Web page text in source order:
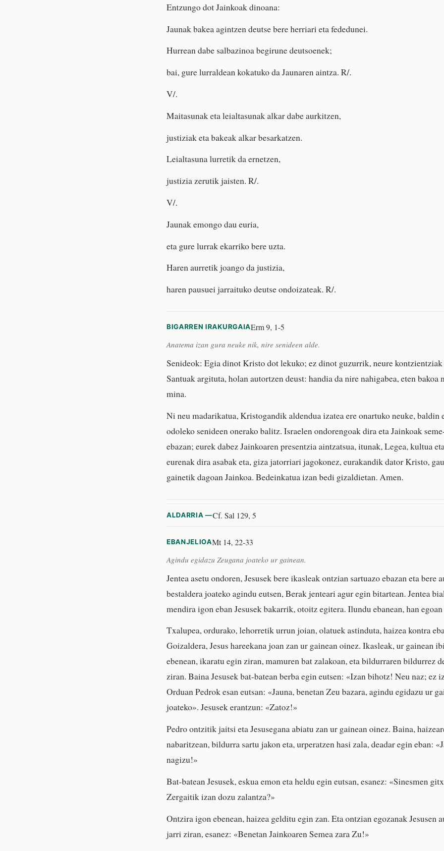
Entzungo dot Jainkoak dinoana:
Jaunak bakea agintzen deutse bere herriari eta fededunei.
Hurrean dabe salbazinoa begirune deutsoenek;
bai, gure lurraldean kokatuko da Jaunaren aintza. R/.
V/.
Maitasunak eta leialtasunak alkar dabe aurkitzen,
justiziak eta bakeak alkar besarkatzen.
Leialtasuna lurretik da ernetzen,
justizia zerutik jaisten. R/.
V/.
Jaunak emongo dau euria,
eta gure lurrak ekarriko bere uzta.
Haren aurretik joango da justizia,
haren pausuei jarraituko deutse ondoizateak. R/.
BIGARREN IRAKURGAIAErm 9, 1-5
Anatema izan gura neuke nik, nire senideen alde.
Senideok: Egia dinot Kristo dot lekuko; ez dinot guzurrik, neure
Santuak argituta, holan autortzen deust: handia da nire nahigabea, eten bakoa
mina.
Ni neu madarikatua, Kristogandik aldendua izatea ere onartuko neuke, baldin
odoleko senideen onerako balitz. Israelen ondorengoak dira eta Jainkoak
ebazan; eurek dabez Jainkoaren presentzia aintzatsua, itunak, Legea, kultua
eurenak dira asabak eta, giza jatorriari jagokonez, eurakandik dator Kristo,
gainetik dagoan Jainkoa. Bedeinkatua izan bedi gizaldietan. Amen.
ALDARRIA —Cf. Sal 129, 5
EBANJELIOAMt 14, 22-33
Agindu egidazu Zeugana joateko ur gainean.
Jentea asetu ondoren, Jesusek bere ikasleak ontzian sartuazo ebazan eta bere
bestaldera joateko agindu eutsen, Berak jenteari agur egin bitartean. Jentea
mendira igon eban Jesusek bakarrik, otoitz egitera. Ilundu ebanean, han
Txalupea, ordurako, lehorretik urrun joian, olatuek astinduta, haizea kontra
Goizaldera, Jesus hareekana joan zan ur gainean oinez. Ikasleak, ur gainean
ebenean, ikaratu egin ziran, mamuren bat zalakoan, eta bildurraren bildurrez
ziran. Baina Jesusek bat-batean berba egin eutsen: «Izan bihotz! Neu naz; ez
Orduan Pedrok esan eutsan: «Jauna, benetan Zeu bazara, agindu egidazu ur
joateko». Jesusek erantzun: «Zatoz!»
Pedro ontzitik jaitsi eta Jesusegana abiatu zan ur gainean oinez. Baina,
nabaritzean, bildurra sartu jakon eta, urperatzen hasi zala, deadar egin eban:
nagizu!»
Bat-batean Jesusek, eskua emon eta heldu egin eutsan, esanez: «Sinesmen
Zergaitik izan dozu zalantza?»
Ontzira igon ebenean, haizea gelditu egin zan. Eta ontzian egozanak Jesusen
jarri ziran, esanez: «Benetan Jainkoaren Semea zara Zu!»